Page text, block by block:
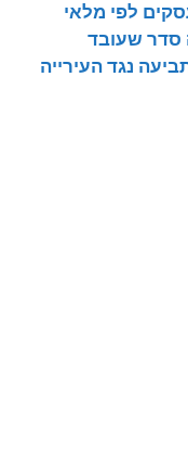
לפי מלאי
סדר שעובד
נגד העירייה